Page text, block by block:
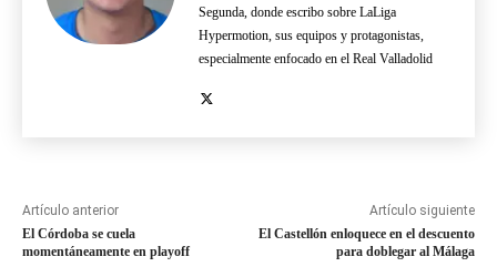
Segunda, donde escribo sobre LaLiga
Hypermotion, sus equipos y protagonistas,
especialmente enfocado en el Real Valladolid
Artículo anterior
El Córdoba se cuela
momentáneamente en playoff
Artículo siguiente
El Castellón enloquece en el descuento
para doblegar al Málaga